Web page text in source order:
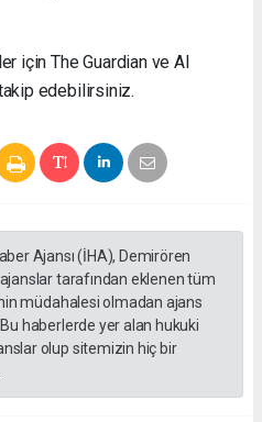
için The Guardian ve Al
edebilirsiniz.
Ajansı (İHA), Demirören
tarafından eklenen tüm
müdahalesi olmadan ajans
haberlerde yer alan hukuki
olup sitemizin hiç bir